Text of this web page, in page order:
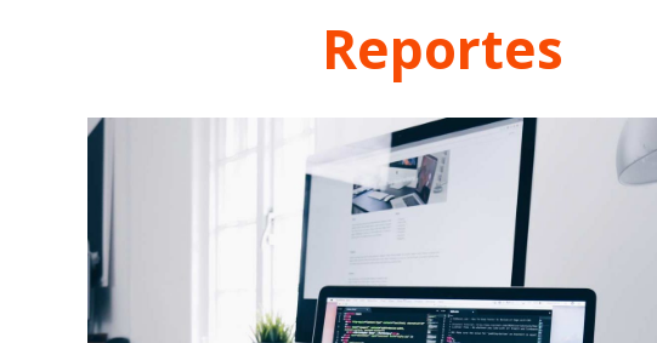
Reportes